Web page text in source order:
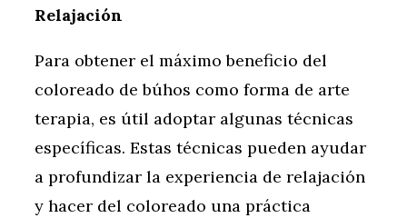
Relajación
Para obtener el máximo beneficio del
coloreado de búhos como forma de arte
terapia, es útil adoptar algunas técnicas
específicas. Estas técnicas pueden ayudar
a profundizar la experiencia de relajación
y hacer del coloreado una práctica